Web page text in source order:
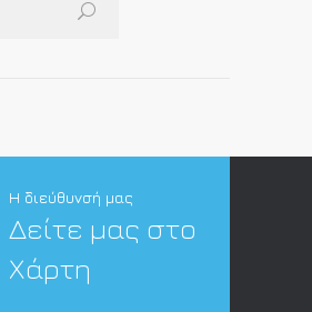
Η διεύθυνσή μας
Δείτε μας στο
Χάρτη